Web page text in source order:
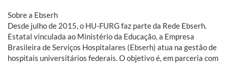
Sobre a Ebserh
Desde julho de 2015, o HU-FURG faz parte da Rede Ebserh.
Estatal vinculada ao Ministério da Educação, a Empresa
Brasileira de Serviços Hospitalares (Ebserh) atua na gestão de
hospitais universitários federais. O objetivo é, em parceria com